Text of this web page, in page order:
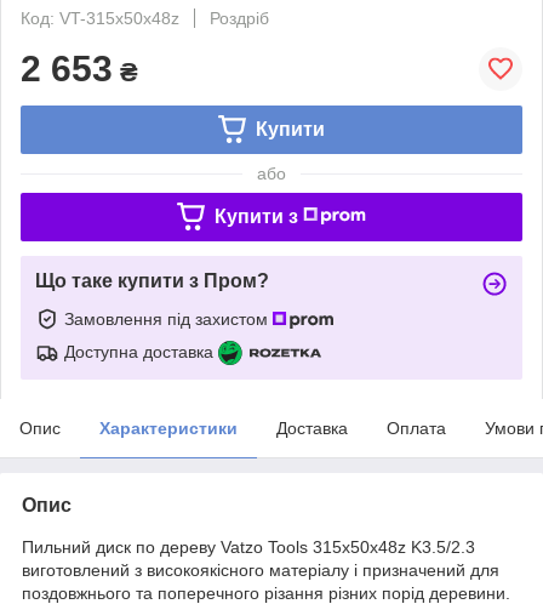
Код: VT-315x50x48z
Роздріб
2 653 ₴
Купити
або
Купити з
Що таке купити з Пром?
Замовлення під захистом
Доступна доставка
Опис Характеристики Доставка Оплата Умови
Опис
Пильний диск по дереву Vatzo Tools 315x50x48z K3.5/2.3
виготовлений з високоякісного матеріалу і призначений для
поздовжнього та поперечного різання різних порід деревини.